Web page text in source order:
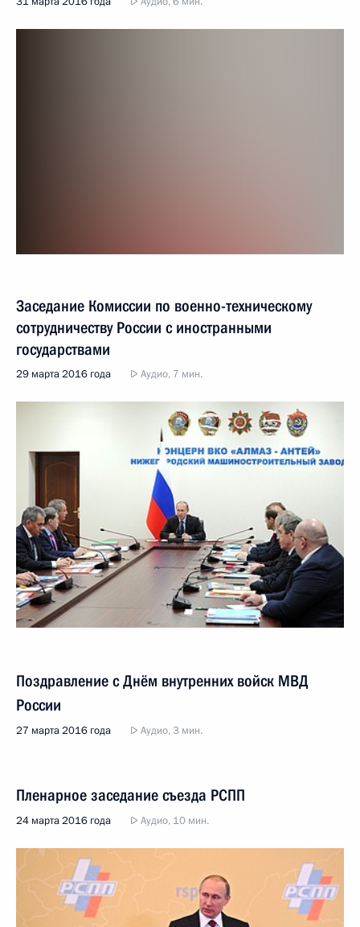
Заседание Комиссии по военно-техническому
сотрудничеству России с иностранными
государствами
29 марта 2016 года Аудио, 7 мин.
Поздравление с Днём внутренних войск МВД
России
27 марта 2016 года Аудио, 3 мин.
Пленарное заседание съезда РСПП
24 марта 2016 года Аудио, 10 мин.